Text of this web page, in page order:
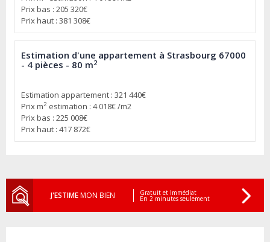
Prix bas : 205 320€
Prix haut : 381 308€
Estimation d'une appartement à Strasbourg 67000
- 4 pièces - 80 m2
Estimation appartement : 321 440€
Prix m2 estimation : 4 018€ /m2
Prix bas : 225 008€
Prix haut : 417 872€
J'ESTIMEMON BIEN Gratuit et Immédiat
En 2 minutes seulement